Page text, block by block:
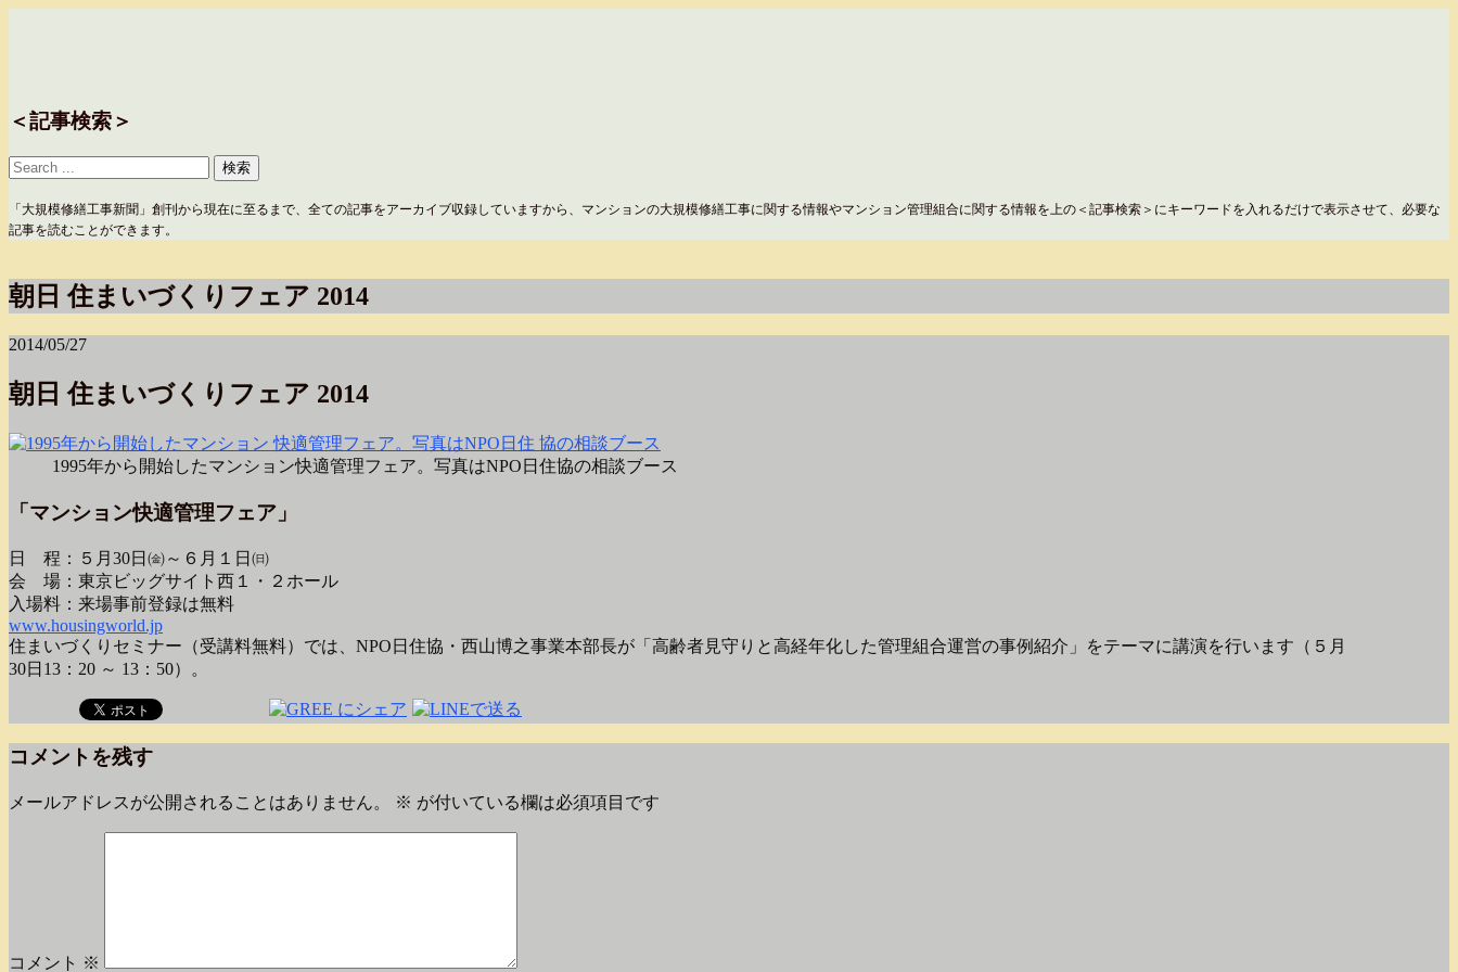
＜記事検索＞
「大規模修繕工事新聞」創刊から現在に至るまで、全ての記事をアーカイブ収録していますから、マンションの大規模修繕工事に関する情報やマンション管理組合に関する情報を上の＜記事検索＞にキーワードを入れるだけで表示させて、必要な
記事を読むことができます。
朝日 住まいづくりフェア 2014
2014/05/27
朝日 住まいづくりフェア 2014
1995年から開始したマンション快適管理フェア。写真はNPO日住協の相談ブース
「マンション快適管理フェア」
日 程：５月30日㈮～６月１日㈰
会 場：東京ビッグサイト西１・２ホール
入場料：来場事前登録は無料
www.housingworld.jp
住まいづくりセミナー（受講料無料）では、NPO日住協・西山博之事業本部長が「高齢者見守りと高経年化した管理組合運営の事例紹介」をテーマに講演を行います（５月
30日13：20 ～ 13：50）。
コメントを残す
メールアドレスが公開されることはありません。 ※ が付いている欄は必須項目です
コメント ※